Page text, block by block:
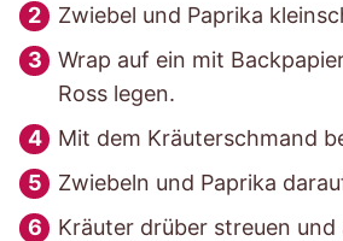
Zwiebel und Paprika
Wrap auf ein mit
Ross legen.
Mit dem Kräuterschmand
Zwiebeln und Paprika
Kräuter drüber streuen und